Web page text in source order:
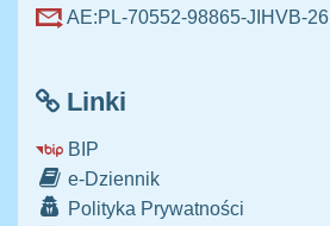
AE:PL-70552-98865-JIHVB-26
Linki
BIP
e-Dziennik
Polityka Prywatności